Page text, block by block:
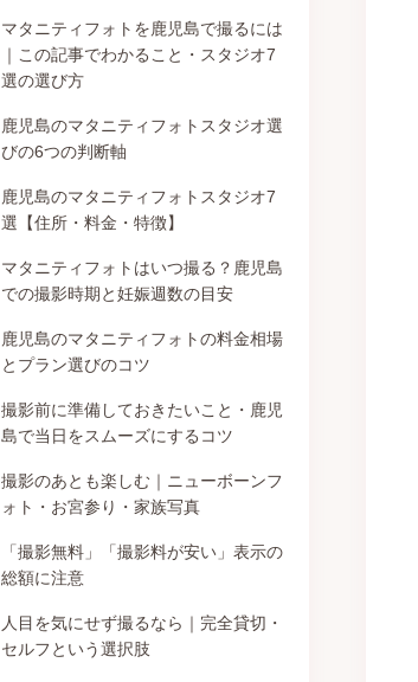
マタニティフォトを鹿児島で撮るには
｜この記事でわかること・スタジオ7
選の選び方
鹿児島のマタニティフォトスタジオ選
びの6つの判断軸
鹿児島のマタニティフォトスタジオ7
選【住所・料金・特徴】
マタニティフォトはいつ撮る？鹿児島
での撮影時期と妊娠週数の目安
鹿児島のマタニティフォトの料金相場
とプラン選びのコツ
撮影前に準備しておきたいこと・鹿児
島で当日をスムーズにするコツ
撮影のあとも楽しむ｜ニューボーンフ
ォト・お宮参り・家族写真
「撮影無料」「撮影料が安い」表示の
総額に注意
人目を気にせず撮るなら｜完全貸切・
セルフという選択肢